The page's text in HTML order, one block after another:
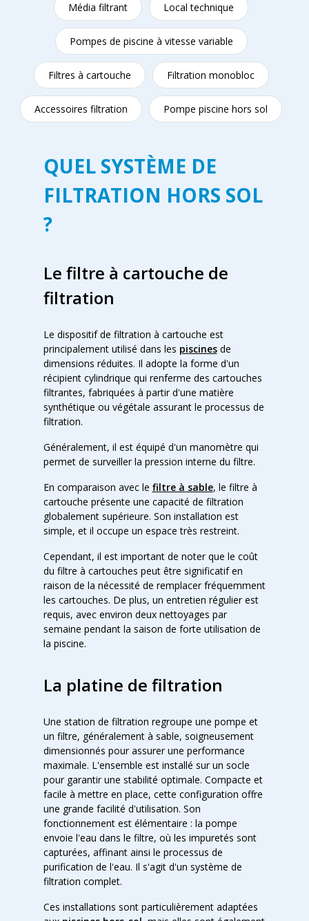
Média filtrant Local technique
Pompes de piscine à vitesse variable
Filtres à cartouche Filtration monobloc
Accessoires filtration Pompe piscine hors sol
QUEL SYSTÈME DE
FILTRATION HORS SOL
?
Le filtre à cartouche de
filtration
Le dispositif de filtration à cartouche est
principalement utilisé dans les piscinesde
dimensions réduites. Il adopte la forme d'un
récipient cylindrique qui renferme des cartouches
filtrantes, fabriquées à partir d'une matière
synthétique ou végétale assurant le processus de
filtration.
Généralement, il est équipé d'un manomètre qui
permet de surveiller la pression interne du filtre.
En comparaison avec le filtre à sable, le filtre à
cartouche présente une capacité de filtration
globalement supérieure. Son installation est
simple, et il occupe un espace très restreint.
Cependant, il est important de noter que le coût
du filtre à cartouches peut être significatif en
raison de la nécessité de remplacer fréquemment
les cartouches. De plus, un entretien régulier est
requis, avec environ deux nettoyages par
semaine pendant la saison de forte utilisation de
la piscine.
La platine de filtration
Une station de filtration regroupe une pompe et
un filtre, généralement à sable, soigneusement
dimensionnés pour assurer une performance
maximale. L'ensemble est installé sur un socle
pour garantir une stabilité optimale. Compacte et
facile à mettre en place, cette configuration offre
une grande facilité d'utilisation. Son
fonctionnement est élémentaire : la pompe
envoie l'eau dans le filtre, où les impuretés sont
capturées, affinant ainsi le processus de
purification de l'eau. Il s'agit d'un système de
filtration complet.
Ces installations sont particulièrement adaptées